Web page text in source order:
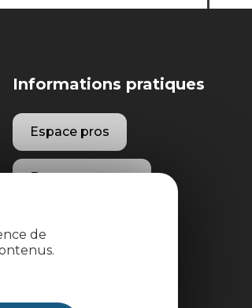
de
Informations pratiques
Espace pros
Espace groupes